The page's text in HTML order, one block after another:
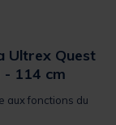
Ultrex Quest
- 114 cm
aux fonctions du